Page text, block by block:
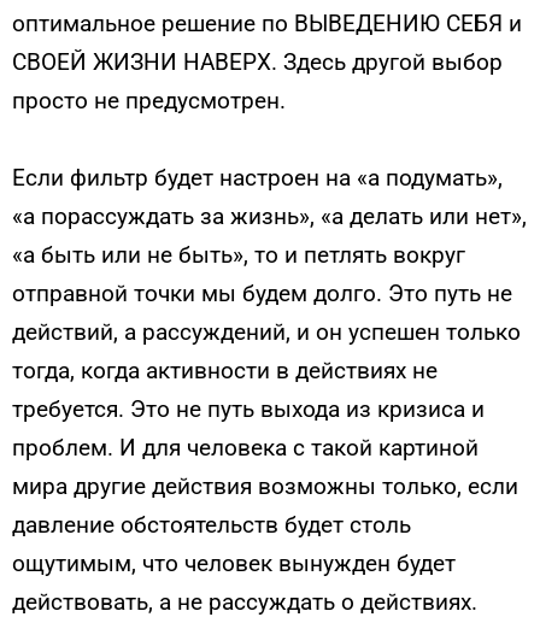
оптимальное решение по ВЫВЕДЕНИЮ СЕБЯ и
СВОЕЙ ЖИЗНИ НАВЕРХ. Здесь другой выбор
просто не предусмотрен.
Если фильтр будет настроен на «а подумать»,
«а порассуждать за жизнь», «а делать или нет»,
«а быть или не быть», то и петлять вокруг
отправной точки мы будем долго. Это путь не
действий, а рассуждений, и он успешен только
тогда, когда активности в действиях не
требуется. Это не путь выхода из кризиса и
проблем. И для человека с такой картиной
мира другие действия возможны только, если
давление обстоятельств будет столь
ощутимым, что человек вынужден будет
действовать, а не рассуждать о действиях.